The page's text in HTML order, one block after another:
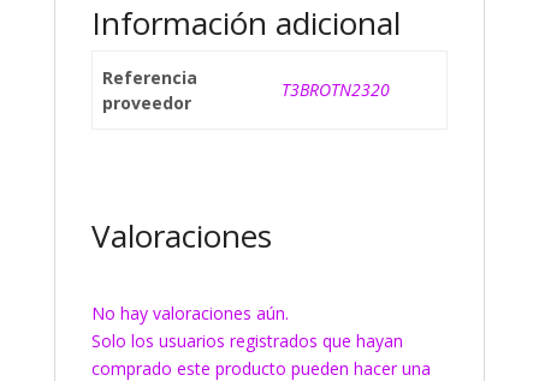
Información adicional
Referencia
proveedor
T3BROTN2320
Valoraciones
No hay valoraciones aún.
Solo los usuarios registrados que hayan
comprado este producto pueden hacer una